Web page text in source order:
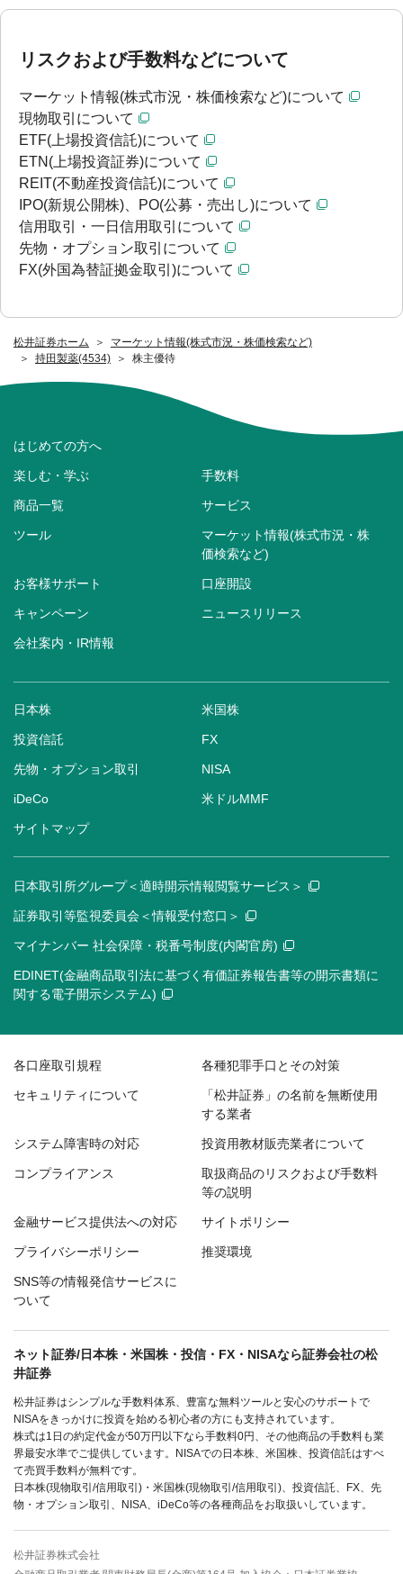
松井証券ホーム
マーケット情報(株式市況・株価検索など)
持田製薬(4534)
株主優待
リスクおよび手数料などについて
マーケット情報(株式市況・株価検索など)について
現物取引について
ETF(上場投資信託)について
ETN(上場投資証券)について
REIT(不動産投資信託)について
IPO(新規公開株)、PO(公募・売出し)について
信用取引・一日信用取引について
先物・オプション取引について
FX(外国為替証拠金取引)について
はじめての方へ
楽しむ・学ぶ 手数料
商品一覧 サービス
ツール
マーケット情報(株式市況・株
価検索など)
お客様サポート 口座開設
キャンペーン ニュースリリース
会社案内・IR情報
日本株 米国株
投資信託 FX
先物・オプション取引 NISA
iDeCo 米ドルMMF
サイトマップ
日本取引所グループ＜適時開示情報閲覧サービス＞
証券取引等監視委員会＜情報受付窓口＞
マイナンバー 社会保障・税番号制度(内閣官房)
EDINET(金融商品取引法に基づく有価証券報告書等の開示書類に
関する電子開示システム)
各口座取引規程 各種犯罪手口とその対策
セキュリティについて
「松井証券」の名前を無断使用
する業者
システム障害時の対応 投資用教材販売業者について
コンプライアンス
取扱商品のリスクおよび手数料
等の説明
金融サービス提供法への対応 サイトポリシー
プライバシーポリシー 推奨環境
SNS等の情報発信サービスに
ついて
ネット証券/日本株・米国株・投信・FX・NISAなら証券会社の松
井証券
松井証券はシンプルな手数料体系、豊富な無料ツールと安心のサポートで
NISAをきっかけに投資を始める初心者の方にも支持されています。
株式は1日の約定代金が50万円以下なら手数料0円、その他商品の手数料も業
界最安水準でご提供しています。NISAでの日本株、米国株、投資信託はすべ
て売買手数料が無料です。
日本株(現物取引/信用取引)・米国株(現物取引/信用取引)、投資信託、FX、先
物・オプション取引、NISA、iDeCo等の各種商品をお取扱いしています。
松井証券株式会社